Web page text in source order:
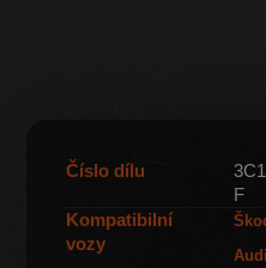
Číslo dílu
F
Kompatibilní
vozy